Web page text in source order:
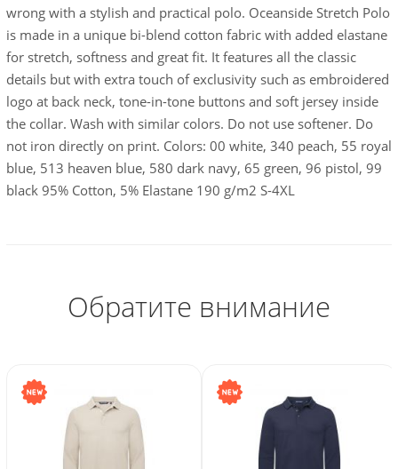
wrong with a stylish and practical polo. Oceanside Stretch Polo
is made in a unique bi-blend cotton fabric with added elastane
for stretch, softness and great fit. It features all the classic
details but with extra touch of exclusivity such as embroidered
logo at back neck, tone-in-tone buttons and soft jersey inside
the collar. Wash with similar colors. Do not use softener. Do
not iron directly on print. Colors: 00 white, 340 peach, 55 royal
blue, 513 heaven blue, 580 dark navy, 65 green, 96 pistol, 99
black 95% Cotton, 5% Elastane 190 g/m2 S-4XL
Обратите внимание